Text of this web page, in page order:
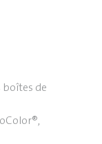
boîtes de